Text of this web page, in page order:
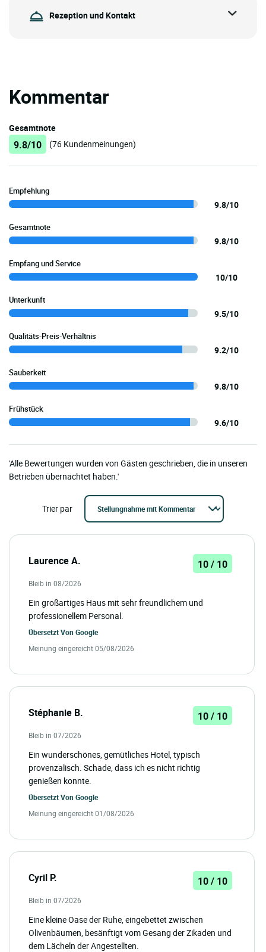
Rezeption und Kontakt
Kommentar
Gesamtnote
9.8/10 (76 Kundenmeinungen)
Empfehlung
9.8/10
Gesamtnote
9.8/10
Empfang und Service
10/10
Unterkunft
9.5/10
Qualitäts-Preis-Verhältnis
9.2/10
Sauberkeit
9.8/10
Frühstück
9.6/10
'Alle Bewertungen wurden von Gästen geschrieben, die in unseren
Betrieben übernachtet haben.'
Trier par
Laurence A. 10 / 10
Bleib in 08/2026
Ein großartiges Haus mit sehr freundlichem und
professionellem Personal.
Übersetzt Von Google
Meinung eingereicht 05/08/2026
Stéphanie B. 10 / 10
Bleib in 07/2026
Ein wunderschönes, gemütliches Hotel, typisch
provenzalisch. Schade, dass ich es nicht richtig
genießen konnte.
Übersetzt Von Google
Meinung eingereicht 01/08/2026
Cyril P. 10 / 10
Bleib in 07/2026
Eine kleine Oase der Ruhe, eingebettet zwischen
Olivenbäumen, besänftigt vom Gesang der Zikaden und
dem Lächeln der Angestellten.